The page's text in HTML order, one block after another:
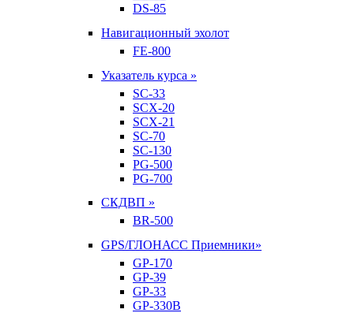
DS-85
Навигационный эхолот
FE-800
Указатель курса »
SC-33
SCX-20
SCX-21
SC-70
SC-130
PG-500
PG-700
СКДВП »
BR-500
GPS/ГЛОНАСС Приемники»
GP-170
GP-39
GP-33
GP-330B